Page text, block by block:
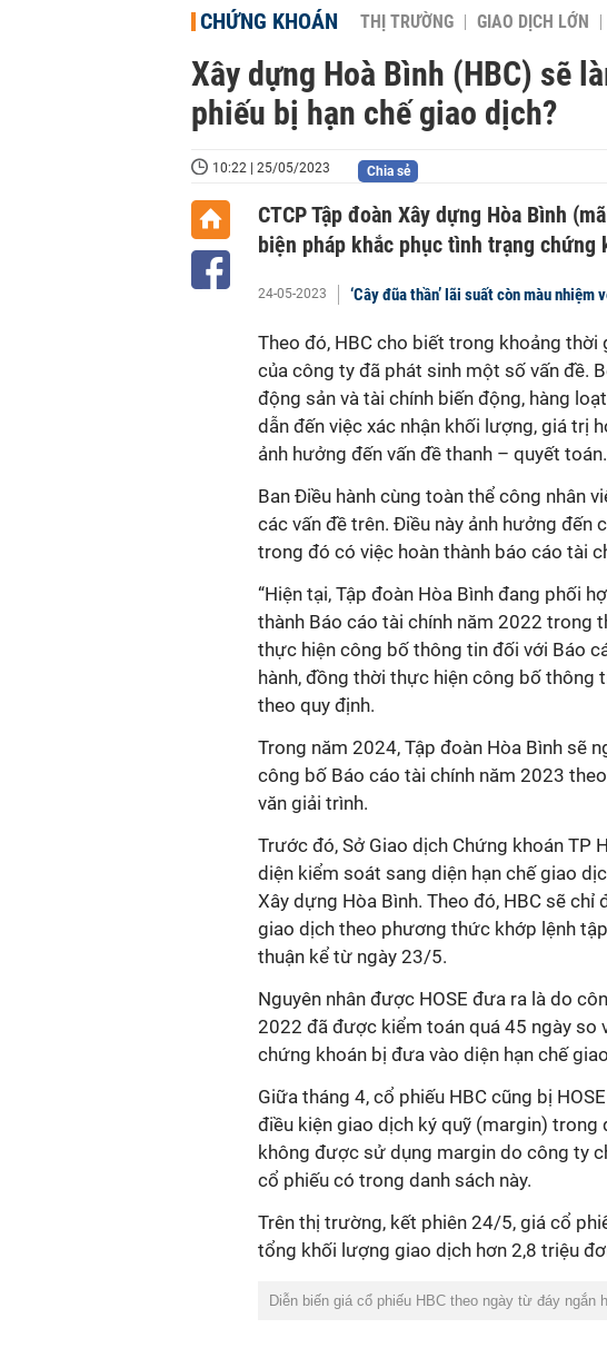
CHỨNG KHOÁN THỊ TRƯỜNG GIAO DỊCH LỚN
Xây dựng Hoà Bình (HBC) sẽ
phiếu bị hạn chế giao dịch?
10:22 | 25/05/2023 Chia sẻ
CTCP Tập đoàn Xây dựng Hòa Bình
biện pháp khắc phục tình trạng chứng
24-05-2023 ‘Cây đũa thần’ lãi suất còn màu nhiệm
Theo đó, HBC cho biết trong khoảng
của công ty đã phát sinh một số vấn đề.
động sản và tài chính biến động, hàng
dẫn đến việc xác nhận khối lượng, giá trị
ảnh hưởng đến vấn đề thanh – quyết toán.
Ban Điều hành cùng toàn thể công nhân
các vấn đề trên. Điều này ảnh hưởng đến
trong đó có việc hoàn thành báo cáo tài
“Hiện tại, Tập đoàn Hòa Bình đang phối
thành Báo cáo tài chính năm 2022 trong
thực hiện công bố thông tin đối với Báo
hành, đồng thời thực hiện công bố
theo quy định.
Trong năm 2024, Tập đoàn Hòa Bình sẽ
công bố Báo cáo tài chính năm 2023
văn giải trình.
Trước đó, Sở Giao dịch Chứng khoán TP
diện kiểm soát sang diện hạn chế giao
Xây dựng Hòa Bình. Theo đó, HBC sẽ chỉ
giao dịch theo phương thức khớp lệnh
thuận kể từ ngày 23/5.
Nguyên nhân được HOSE đưa ra là do
2022 đã được kiểm toán quá 45 ngày so
chứng khoán bị đưa vào diện hạn chế
Giữa tháng 4, cổ phiếu HBC cũng bị
điều kiện giao dịch ký quỹ (margin) trong
không được sử dụng margin do công ty
cổ phiếu có trong danh sách này.
Trên thị trường, kết phiên 24/5, giá cổ
tổng khối lượng giao dịch hơn 2,8 triệu
Diễn biến giá cổ phiếu HBC theo ngày từ đáy ngắn